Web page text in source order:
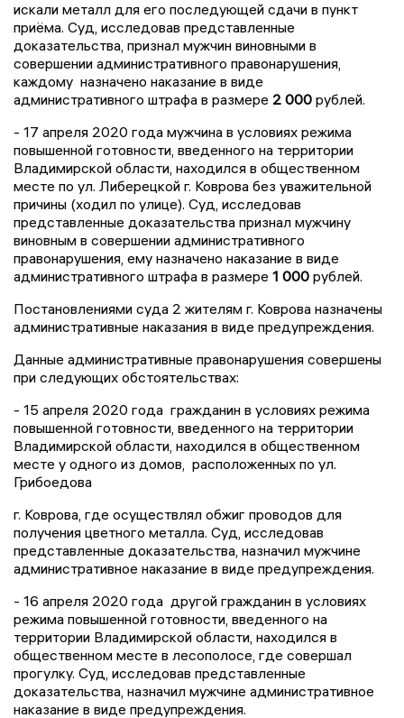
искали металл для его последующей сдачи в пункт
приёма. Суд, исследовав представленные
доказательства, признал мужчин виновными в
совершении административного правонарушения,
каждому назначено наказание в виде
административного штрафа в размере 2 000 рублей.
- 17 апреля 2020 года мужчина в условиях режима
повышенной готовности, введенного на территории
Владимирской области, находился в общественном
месте по ул. Либерецкой г. Коврова без уважительной
причины (ходил по улице). Суд, исследовав
представленные доказательства признал мужчину
виновным в совершении административного
правонарушения, ему назначено наказание в виде
административного штрафа в размере 1 000 рублей.
Постановлениями суда 2 жителям г. Коврова назначены
административные наказания в виде предупреждения.
Данные административные правонарушения совершены
при следующих обстоятельствах:
- 15 апреля 2020 года гражданин в условиях режима
повышенной готовности, введенного на территории
Владимирской области, находился в общественном
месте у одного из домов, расположенных по ул.
Грибоедова
г. Коврова, где осуществлял обжиг проводов для
получения цветного металла. Суд, исследовав
представленные доказательства, назначил мужчине
административное наказание в виде предупреждения.
- 16 апреля 2020 года другой гражданин в условиях
режима повышенной готовности, введенного на
территории Владимирской области, находился в
общественном месте в лесополосе, где совершал
прогулку. Суд, исследовав представленные
доказательства, назначил мужчине административное
наказание в виде предупреждения.